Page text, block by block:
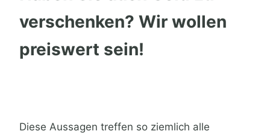
verschenken? Wir wollen
preiswert sein!
Diese Aussagen treffen so ziemlich alle